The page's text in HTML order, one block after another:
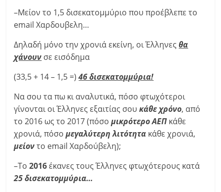
–Μείον το 1,5 δισεκατομμύριο που προέβλεπε το
email Χαρδουβελη…
Δηλαδή μόνο την χρονιά εκείνη, οι Έλληνεςθα
χάνουν σε εισόδημα
(33,5 + 14 – 1,5 =)46 δισεκατομμύρια!
Να σου τα πω κι αναλυτικά, πόσο φτωχότεροι
γίνονται οι Έλληνες εξαιτίας σουκάθε χρόνο, από
το 2016 ως το 2017 (πόσομικρότερο ΑΕΠ κάθε
χρονιά, πόσομεγαλύτερη λιτότητα κάθε χρονιά,
μείοντο email Χαρδούβελη);
–Το2016έκανες τους Έλληνες φτωχότερους κατά
25 δισεκατομμύρια…